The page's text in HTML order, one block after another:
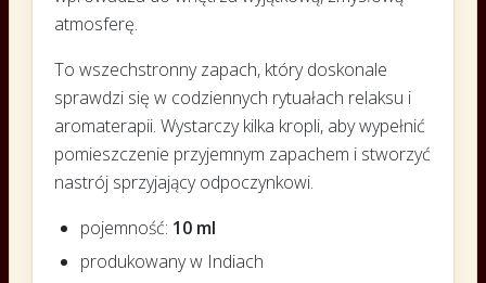
atmosferę.
To wszechstronny zapach, który doskonale
sprawdzi się w codziennych rytuałach relaksu i
aromaterapii. Wystarczy kilka kropli, aby wypełnić
pomieszczenie przyjemnym zapachem i stworzyć
nastrój sprzyjający odpoczynkowi.
pojemność: 10 ml
produkowany w Indiach